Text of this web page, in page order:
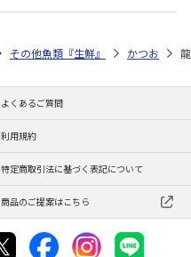
その他魚類『生鮮』 かつお
よくあるご質問
利用規約
特定商取引法に基づく表記について
商品のご提案はこちら